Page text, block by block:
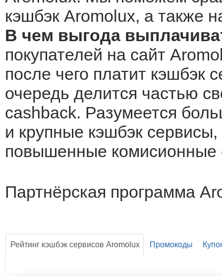
кэшбэк Aromolux, а также
В чем выгода
покупателей на сайт
после чего платит кэшбэк
очередь делится частью
cashback. Разумеется
и крупные кэшбэк
повышенные комисионные
Партнёрская программа
Рейтинг кэшбэк сервисов Aromolux Промокоды